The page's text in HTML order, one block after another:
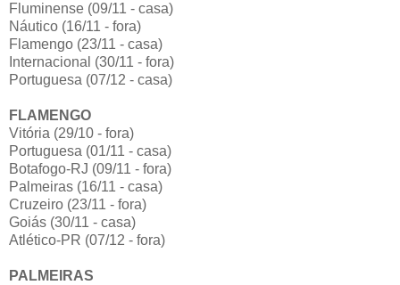
Fluminense (09/11 - casa)
Náutico (16/11 - fora)
Flamengo (23/11 - casa)
Internacional (30/11 - fora)
Portuguesa (07/12 - casa)
FLAMENGO
Vitória (29/10 - fora)
Portuguesa (01/11 - casa)
Botafogo-RJ (09/11 - fora)
Palmeiras (16/11 - casa)
Cruzeiro (23/11 - fora)
Goiás (30/11 - casa)
Atlético-PR (07/12 - fora)
PALMEIRAS